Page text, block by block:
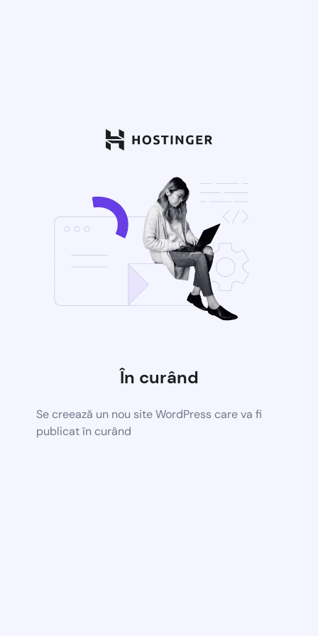
În curând
Se creează un nou site WordPress care va fi
publicat în curând